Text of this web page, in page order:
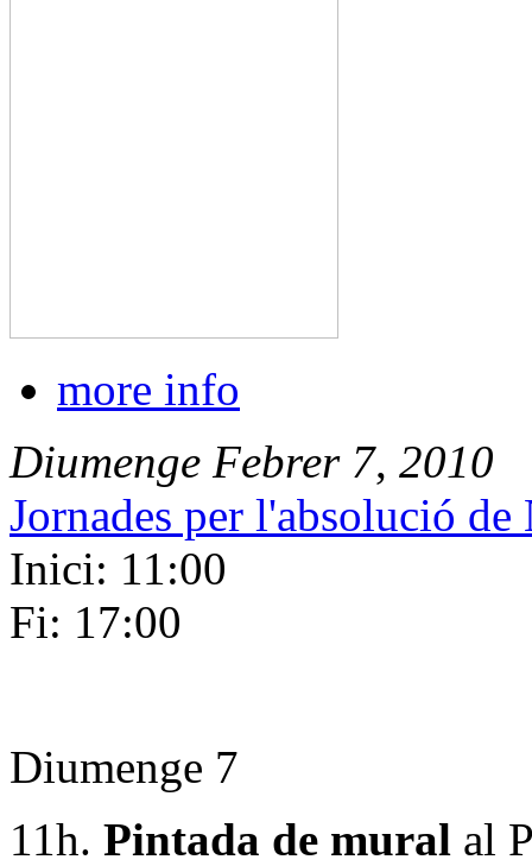
more info
Diumenge Febrer 7, 2010
Jornades per l'absolució
Inici: 11:00
Fi: 17:00
Diumenge 7
11h. Pintada de mural al